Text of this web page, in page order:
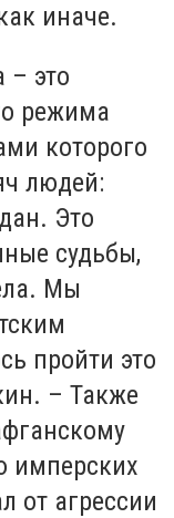
иначе.
– это
режима
которого
людей:
Это
судьбы,
Мы
пройти это
– Также
имперских
от агрессии